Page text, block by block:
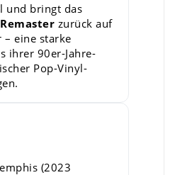
und bringt das
zurück auf
eine starke
ihrer 90er-Jahre-
Pop-Vinyl-
(2023